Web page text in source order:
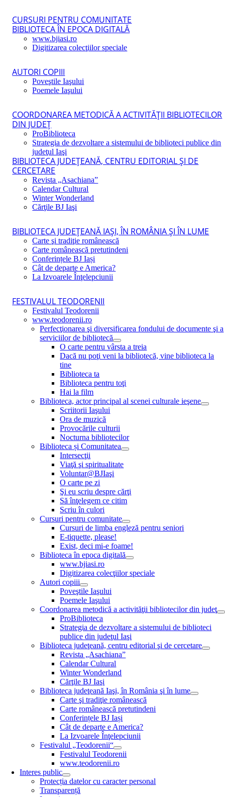
CURSURI PENTRU COMUNITATE
BIBLIOTECA ÎN EPOCA DIGITALĂ
www.bjiasi.ro
Digitizarea colecţiilor speciale
AUTORI COPIII
Poveştile Iaşului
Poemele Iaşului
COORDONAREA METODICĂ A ACTIVITĂŢII BIBLIOTECILOR
DIN JUDEŢ
ProBiblioteca
Strategia de dezvoltare a sistemului de biblioteci publice din
judeţul Iaşi
BIBLIOTECA JUDEŢEANĂ, CENTRU EDITORIAL ŞI DE
CERCETARE
Revista „Asachiana”
Calendar Cultural
Winter Wonderland
Cărţile BJ Iaşi
BIBLIOTECA JUDEŢEANĂ IAŞI, ÎN ROMÂNIA ŞI ÎN LUME
Carte şi tradiţie românească
Carte românească pretutindeni
Conferințele BJ Iași
Cât de departe e America?
La Izvoarele Înţelepciunii
FESTIVALUL TEODORENII
Festivalul Teodorenii
www.teodorenii.ro
Perfecţionarea şi diversificarea fondului de documente şi a
serviciilor de bibliotecă
O carte pentru vârsta a treia
Dacă nu poţi veni la bibliotecă, vine biblioteca la
tine
Biblioteca ta
Biblioteca pentru toţi
Hai la film
Biblioteca, actor principal al scenei culturale ieşene
Scriitorii Iaşului
Ora de muzică
Provocările culturii
Nocturna bibliotecilor
Biblioteca și Comunitatea
Intersecţii
Viaţă şi spiritualitate
Voluntar@BJIaşi
O carte pe zi
Şi eu scriu despre cărţi
Să înţelegem ce citim
Scriu în culori
Cursuri pentru comunitate
Cursuri de limba engleză pentru seniori
E-tiquette, please!
Exist, deci mi-e foame!
Biblioteca în epoca digitală
www.bjiasi.ro
Digitizarea colecţiilor speciale
Autori copiii
Poveştile Iaşului
Poemele Iaşului
Coordonarea metodică a activităţii bibliotecilor din judeţ
ProBiblioteca
Strategia de dezvoltare a sistemului de biblioteci
publice din judeţul Iaşi
Biblioteca judeţeană, centru editorial şi de cercetare
Revista „Asachiana”
Calendar Cultural
Winter Wonderland
Cărţile BJ Iaşi
Biblioteca judeţeană Iaşi, în România şi în lume
Carte şi tradiţie românească
Carte românească pretutindeni
Conferințele BJ Iași
Cât de departe e America?
La Izvoarele Înţelepciunii
Festivalul „Teodorenii“
Festivalul Teodorenii
www.teodorenii.ro
Interes public
Protecția datelor cu caracter personal
Transparență